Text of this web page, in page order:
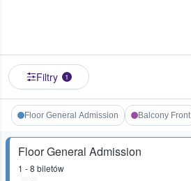
Filtry 1
Floor General Admission Balcony Front
Floor General Admission
1 - 8 biletów